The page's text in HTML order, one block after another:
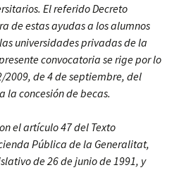
El referido Decreto
de estas ayudas a los alumnos
universidades privadas de la
convocatoria se rige por lo
2009, de 4 de septiembre, del
la concesión de becas.
el artículo 47 del Texto
Pública de la Generalitat,
de 26 de junio de 1991, y